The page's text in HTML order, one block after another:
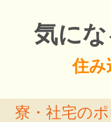
気に
住み
寮・社宅の